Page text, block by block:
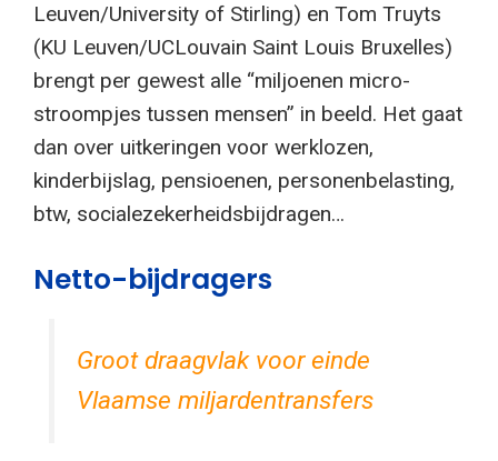
Leuven/University of Stirling) en Tom Truyts
(KU Leuven/UCLouvain Saint Louis Bruxelles)
brengt per gewest alle “miljoenen micro-
stroompjes tussen mensen” in beeld. Het gaat
dan over uitkeringen voor werklozen,
kinderbijslag, pensioenen, personenbelasting,
btw, socialezekerheidsbijdragen…
Netto-bijdragers
Groot draagvlak voor einde
Vlaamse miljardentransfers